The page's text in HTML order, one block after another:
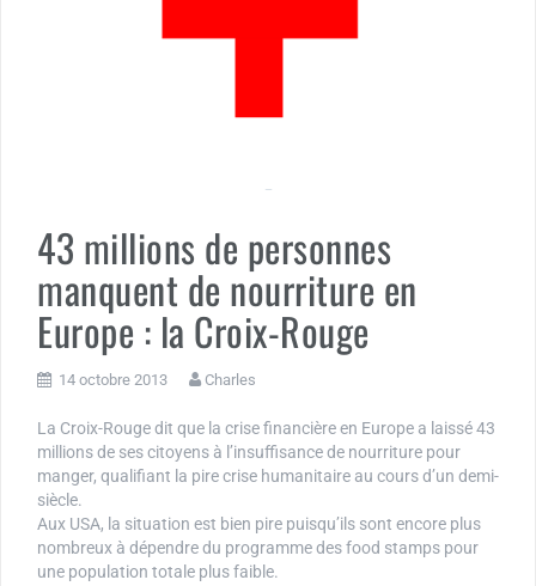
43 millions de personnes
manquent de nourriture en
Europe : la Croix-Rouge
14 octobre 2013 Charles
La Croix-Rouge dit que la crise financière en Europe a laissé 43
millions de ses citoyens à l’insuffisance de nourriture pour
manger, qualifiant la pire crise humanitaire au cours d’un demi-
siècle.
Aux USA, la situation est bien pire puisqu’ils sont encore plus
nombreux à dépendre du programme des food stamps pour
une population totale plus faible.